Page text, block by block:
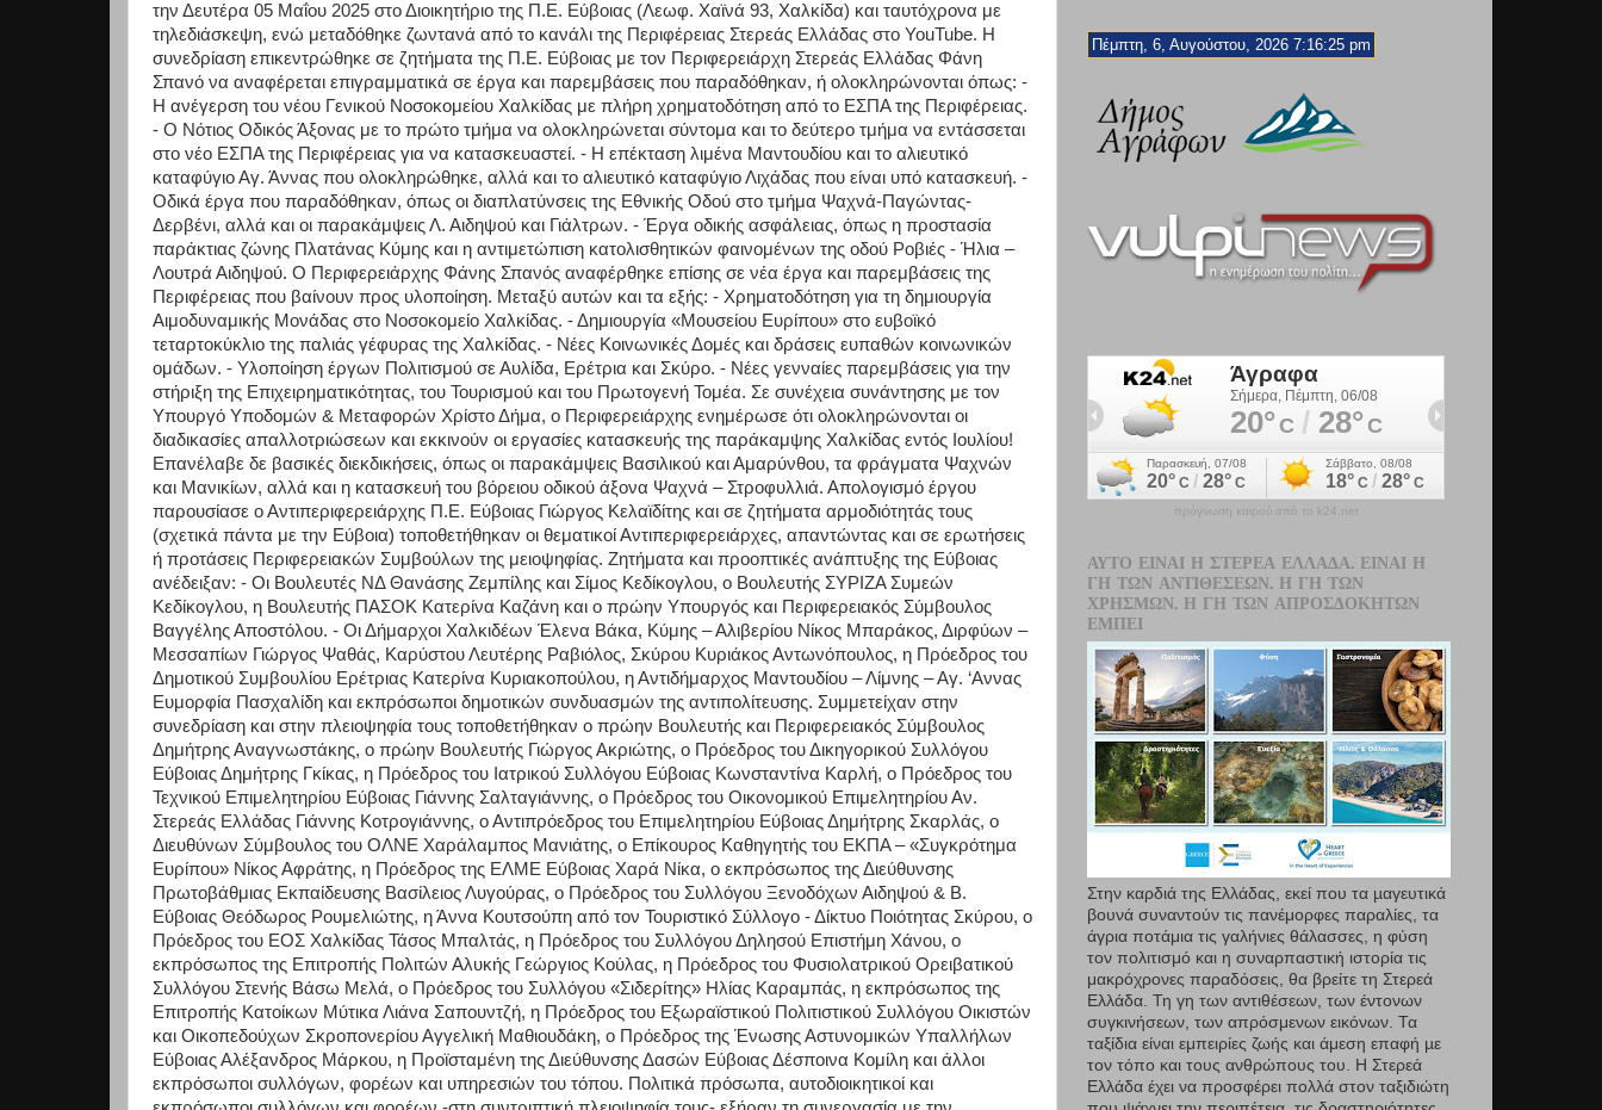
την Δευτέρα 05 Μαΐου 2025 στο Διοικητήριο της Π.Ε. Εύβοιας (Λεωφ. Χαϊνά 93, Χαλκίδα) και ταυτόχρονα με
τηλεδιάσκεψη, ενώ μεταδόθηκε ζωντανά από το κανάλι της Περιφέρειας Στερεάς Ελλάδας στο YouTube. Η
συνεδρίαση επικεντρώθηκε σε ζητήματα της Π.Ε. Εύβοιας με τον Περιφερειάρχη Στερεάς Ελλάδας Φάνη
Σπανό να αναφέρεται επιγραμματικά σε έργα και παρεμβάσεις που παραδόθηκαν, ή ολοκληρώνονται όπως: -
Η ανέγερση του νέου Γενικού Νοσοκομείου Χαλκίδας με πλήρη χρηματοδότηση από το ΕΣΠΑ της Περιφέρειας.
- Ο Νότιος Οδικός Άξονας με το πρώτο τμήμα να ολοκληρώνεται σύντομα και το δεύτερο τμήμα να εντάσσεται
στο νέο ΕΣΠΑ της Περιφέρειας για να κατασκευαστεί. - Η επέκταση λιμένα Μαντουδίου και το αλιευτικό
καταφύγιο Αγ. Άννας που ολοκληρώθηκε, αλλά και το αλιευτικό καταφύγιο Λιχάδας που είναι υπό κατασκευή. -
Οδικά έργα που παραδόθηκαν, όπως οι διαπλατύνσεις της Εθνικής Οδού στο τμήμα Ψαχνά-Παγώντας-
Δερβένι, αλλά και οι παρακάμψεις Λ. Αιδηψού και Γιάλτρων. - Έργα οδικής ασφάλειας, όπως η προστασία
παράκτιας ζώνης Πλατάνας Κύμης και η αντιμετώπιση κατολισθητικών φαινομένων της οδού Ροβιές - Ήλια –
Λουτρά Αιδηψού. Ο Περιφερειάρχης Φάνης Σπανός αναφέρθηκε επίσης σε νέα έργα και παρεμβάσεις της
Περιφέρειας που βαίνουν προς υλοποίηση. Μεταξύ αυτών και τα εξής: - Χρηματοδότηση για τη δημιουργία
Αιμοδυναμικής Μονάδας στο Νοσοκομείο Χαλκίδας. - Δημιουργία «Μουσείου Ευρίπου» στο ευβοϊκό
τεταρτοκύκλιο της παλιάς γέφυρας της Χαλκίδας. - Νέες Κοινωνικές Δομές και δράσεις ευπαθών κοινωνικών
ομάδων. - Υλοποίηση έργων Πολιτισμού σε Αυλίδα, Ερέτρια και Σκύρο. - Νέες γενναίες παρεμβάσεις για την
στήριξη της Επιχειρηματικότητας, του Τουρισμού και του Πρωτογενή Τομέα. Σε συνέχεια συνάντησης με τον
Υπουργό Υποδομών & Μεταφορών Χρίστο Δήμα, ο Περιφερειάρχης ενημέρωσε ότι ολοκληρώνονται οι
διαδικασίες απαλλοτριώσεων και εκκινούν οι εργασίες κατασκευής της παράκαμψης Χαλκίδας εντός Ιουλίου!
Επανέλαβε δε βασικές διεκδικήσεις, όπως οι παρακάμψεις Βασιλικού και Αμαρύνθου, τα φράγματα Ψαχνών
και Μανικίων, αλλά και η κατασκευή του βόρειου οδικού άξονα Ψαχνά – Στροφυλλιά. Απολογισμό έργου
παρουσίασε ο Αντιπεριφερειάρχης Π.Ε. Εύβοιας Γιώργος Κελαϊδίτης και σε ζητήματα αρμοδιότητάς τους
(σχετικά πάντα με την Εύβοια) τοποθετήθηκαν οι θεματικοί Αντιπεριφερειάρχες, απαντώντας και σε ερωτήσεις
ή προτάσεις Περιφερειακών Συμβούλων της μειοψηφίας. Ζητήματα και προοπτικές ανάπτυξης της Εύβοιας
ανέδειξαν: - Οι Βουλευτές ΝΔ Θανάσης Ζεμπίλης και Σίμος Κεδίκογλου, ο Βουλευτής ΣΥΡΙΖΑ Συμεών
Κεδίκογλου, η Βουλευτής ΠΑΣΟΚ Κατερίνα Καζάνη και ο πρώην Υπουργός και Περιφερειακός Σύμβουλος
Βαγγέλης Αποστόλου. - Οι Δήμαρχοι Χαλκιδέων Έλενα Βάκα, Κύμης – Αλιβερίου Νίκος Μπαράκος, Διρφύων –
Μεσσαπίων Γιώργος Ψαθάς, Καρύστου Λευτέρης Ραβιόλος, Σκύρου Κυριάκος Αντωνόπουλος, η Πρόεδρος του
Δημοτικού Συμβουλίου Ερέτριας Κατερίνα Κυριακοπούλου, η Αντιδήμαρχος Μαντουδίου – Λίμνης – Αγ. ‘Αννας
Ευμορφία Πασχαλίδη και εκπρόσωποι δημοτικών συνδυασμών της αντιπολίτευσης. Συμμετείχαν στην
συνεδρίαση και στην πλειοψηφία τους τοποθετήθηκαν ο πρώην Βουλευτής και Περιφερειακός Σύμβουλος
Δημήτρης Αναγνωστάκης, ο πρώην Βουλευτής Γιώργος Ακριώτης, ο Πρόεδρος του Δικηγορικού Συλλόγου
Εύβοιας Δημήτρης Γκίκας, η Πρόεδρος του Ιατρικού Συλλόγου Εύβοιας Κωνσταντίνα Καρλή, ο Πρόεδρος του
Τεχνικού Επιμελητηρίου Εύβοιας Γιάννης Σαλταγιάννης, ο Πρόεδρος του Οικονομικού Επιμελητηρίου Αν.
Στερεάς Ελλάδας Γιάννης Κοτρογιάννης, ο Αντιπρόεδρος του Επιμελητηρίου Εύβοιας Δημήτρης Σκαρλάς, ο
Διευθύνων Σύμβουλος του ΟΛΝΕ Χαράλαμπος Μανιάτης, ο Επίκουρος Καθηγητής του ΕΚΠΑ – «Συγκρότημα
Ευρίπου» Νίκος Αφράτης, η Πρόεδρος της ΕΛΜΕ Εύβοιας Χαρά Νίκα, ο εκπρόσωπος της Διεύθυνσης
Πρωτοβάθμιας Εκπαίδευσης Βασίλειος Λυγούρας, ο Πρόεδρος του Συλλόγου Ξενοδόχων Αιδηψού & Β.
Εύβοιας Θεόδωρος Ρουμελιώτης, η Άννα Κουτσούπη από τον Τουριστικό Σύλλογο - Δίκτυο Ποιότητας Σκύρου, ο
Πρόεδρος του ΕΟΣ Χαλκίδας Τάσος Μπαλτάς, η Πρόεδρος του Συλλόγου Δηλησού Επιστήμη Χάνου, ο
εκπρόσωπος της Επιτροπής Πολιτών Αλυκής Γεώργιος Κούλας, η Πρόεδρος του Φυσιολατρικού Ορειβατικού
Συλλόγου Στενής Βάσω Μελά, ο Πρόεδρος του Συλλόγου «Σιδερίτης» Ηλίας Καραμπάς, η εκπρόσωπος της
Επιτροπής Κατοίκων Μύτικα Λιάνα Σαπουντζή, η Πρόεδρος του Eξωραϊστικού Πολιτιστικού Συλλόγου Οικιστών
και Οικοπεδούχων Σκροπονερίου Αγγελική Μαθιουδάκη, ο Πρόεδρος της Ένωσης Αστυνομικών Υπαλλήλων
Εύβοιας Αλέξανδρος Μάρκου, η Προϊσταμένη της Διεύθυνσης Δασών Εύβοιας Δέσποινα Κομίλη και άλλοι
εκπρόσωποι συλλόγων, φορέων και υπηρεσιών του τόπου. Πολιτικά πρόσωπα, αυτοδιοικητικοί και
Πέμπτη, 6, Αυγούστου, 2026 7:16:26 pm
πρόγνωση καιρού από το k24.net
ΑΥΤΌ ΕΊΝΑΙ Η ΣΤΕΡΕΆ ΕΛΛΆΔΑ. ΕΊΝΑΙ Η
ΓΗ ΤΩΝ ΑΝΤΙΘΈΣΕΩΝ. Η ΓΗ ΤΩΝ
ΧΡΗΣΜΏΝ. Η ΓΗ ΤΩΝ ΑΠΡΟΣΔΌΚΗΤΩΝ
ΕΜΠΕΙ
Στην καρδιά της Ελλάδας, εκεί που τα µαγευτικά
βουνά συναντούν τις πανέμορφες παραλίες, τα
άγρια ποτάμια τις γαλήνιες θάλασσες, η φύση
τον πολιτισμό και η συναρπαστική ιστορία τις
μακρόχρονες παραδόσεις, θα βρείτε τη Στερεά
Ελλάδα. Τη γη των αντιθέσεων, των έντονων
συγκινήσεων, των απρόσμενων εικόνων. Τα
ταξίδια είναι εμπειρίες ζωής και άμεση επαφή µε
τον τόπο και τους ανθρώπους του. Η Στερεά
Ελλάδα έχει να προσφέρει πολλά στον ταξιδιώτη